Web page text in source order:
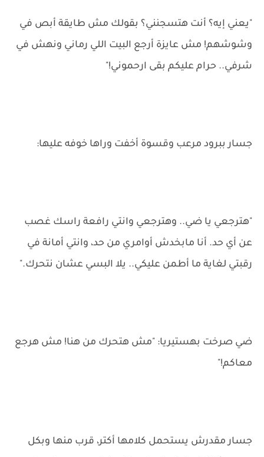
"يعني إيه؟ أنت هتسجنني؟ بقولك مش طايقة أبص في
وشوشهم! مش عايزة أرجع البيت اللي رماني ونهش في
شرفي.. حرام عليكم بقى ارحموني!"
جسار ببرود مرعب وقسوة أخفت وراها خوفه عليها:
"هترجعي يا ضي.. وهترجعي وانتي رافعة راسك غصب
عن أي حد. أنا مابخدش أوامري من حد، وانتي أمانة في
رقبتي لغاية ما أطمن عليكي.. يلا البسي عشان نتحرك."
ضي صرخت بهستيريا: "مش هتحرك من هنا! مش هرجع
معاكم!"
جسار مقدرش يستحمل كلامها أكتر، قرب منها وبكل